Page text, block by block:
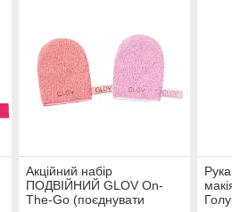
Акційний набір
ПОДВІЙНИЙ GLOV On-
The-Go (поєднувати